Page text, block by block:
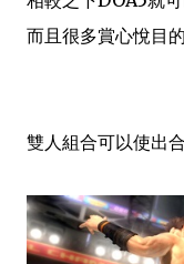
而且很多賞心悅目
雙人組合可以使出